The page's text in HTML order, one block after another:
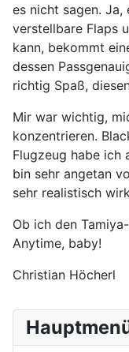
es nicht sagen. Ja,
verstellbare Flaps
kann, bekommt
dessen
richtig Spaß,
Mir war wichtig,
konzentrieren.
Flugzeug habe ich
bin sehr angetan
sehr realistisch
Ob ich den
Anytime, baby!
Christian Höcherl